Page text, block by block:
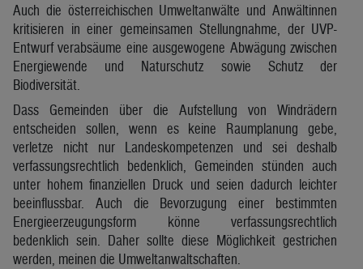
Auch die österreichischen Umweltanwälte und Anwältinnen
kritisieren in einer gemeinsamen Stellungnahme, der UVP-
Entwurf verabsäume eine ausgewogene Abwägung zwischen
Energiewende und Naturschutz sowie Schutz der
Biodiversität.
Dass Gemeinden über die Aufstellung von Windrädern
entscheiden sollen, wenn es keine Raumplanung gebe,
verletze nicht nur Landeskompetenzen und sei deshalb
verfassungsrechtlich bedenklich, Gemeinden stünden auch
unter hohem finanziellen Druck und seien dadurch leichter
beeinflussbar. Auch die Bevorzugung einer bestimmten
Energieerzeugungsform könne verfassungsrechtlich
bedenklich sein. Daher sollte diese Möglichkeit gestrichen
werden, meinen die Umweltanwaltschaften.